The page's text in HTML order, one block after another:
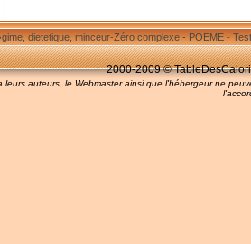
dietetique, minceur-Zéro complexe-POEME-
2000-2009 ©
auteurs, le Webmaster ainsi que l'hébergeur ne